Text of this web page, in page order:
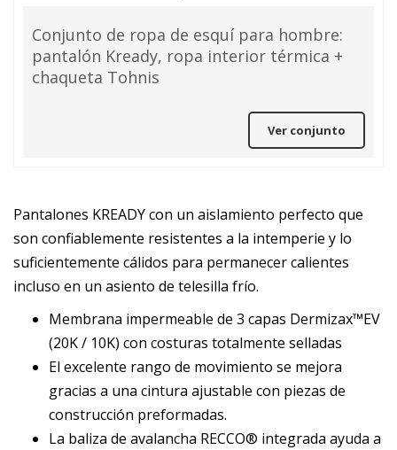
Conjunto de ropa de esquí para hombre:
pantalón Kready, ropa interior térmica +
chaqueta Tohnis
Ver conjunto
Pantalones KREADY con un aislamiento perfecto que
son confiablemente resistentes a la intemperie y lo
suficientemente cálidos para permanecer calientes
incluso en un asiento de telesilla frío.
Membrana impermeable de 3 capas Dermizax™EV
(20K / 10K) con costuras totalmente selladas
El excelente rango de movimiento se mejora
gracias a una cintura ajustable con piezas de
construcción preformadas.
La baliza de avalancha RECCO® integrada ayuda a